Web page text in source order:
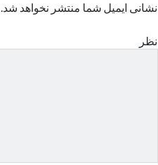
نشانی ایمیل شما منتشر نخواهد شد.
نظر